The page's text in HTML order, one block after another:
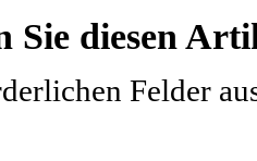
Sie diesen
Felder